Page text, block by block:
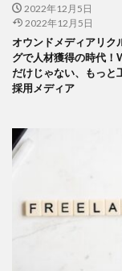
2022年12月5日
2022年12月5日
オウンドメディアリク
グで人材獲得の時代
だけじゃない、もっと
採用メディア